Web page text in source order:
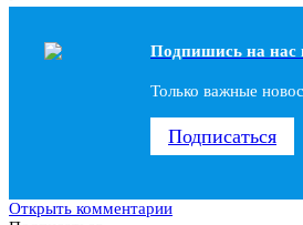
Подпишись на наc
Только важные
Подписаться
Открыть комментарии